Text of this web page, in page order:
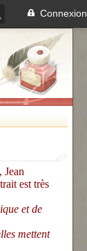
Connexion
Jean
est très
et de
mettent